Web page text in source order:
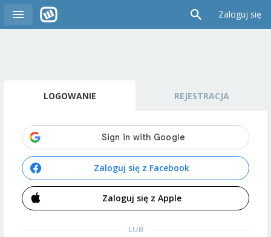
Zaloguj się
LOGOWANIE REJESTRACJA
Zaloguj się z Facebook
Zaloguj się z Apple
LUB